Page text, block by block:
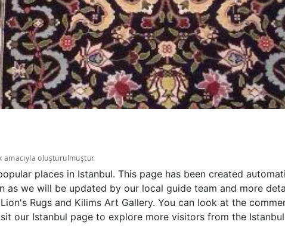
oluşturulmuştur.
places in Istanbul. This page has been created
as we will be updated by our local guide team and more
Rugs and Kilims Art Gallery. You can look at the
our Istanbul page to explore more visitors from the